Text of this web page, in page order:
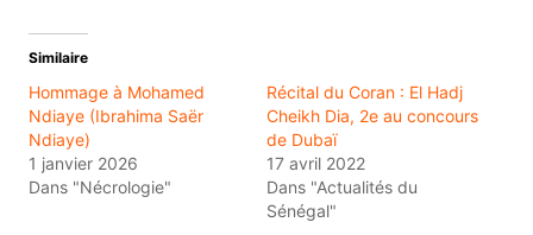
Similaire
Hommage à Mohamed
Ndiaye (Ibrahima Saër
Ndiaye)
1 janvier 2026
Dans "Nécrologie"
Récital du Coran : El Hadj
Cheikh Dia, 2e au concours
de Dubaï
17 avril 2022
Dans "Actualités du
Sénégal"